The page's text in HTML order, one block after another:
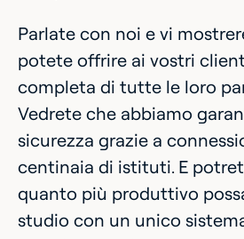
Parlate con noi e vi
potete offrire ai vostri
completa di tutte le loro
Vedrete che abbiamo
sicurezza grazie a
centinaia di istituti. E
quanto più produttivo
studio con un unico